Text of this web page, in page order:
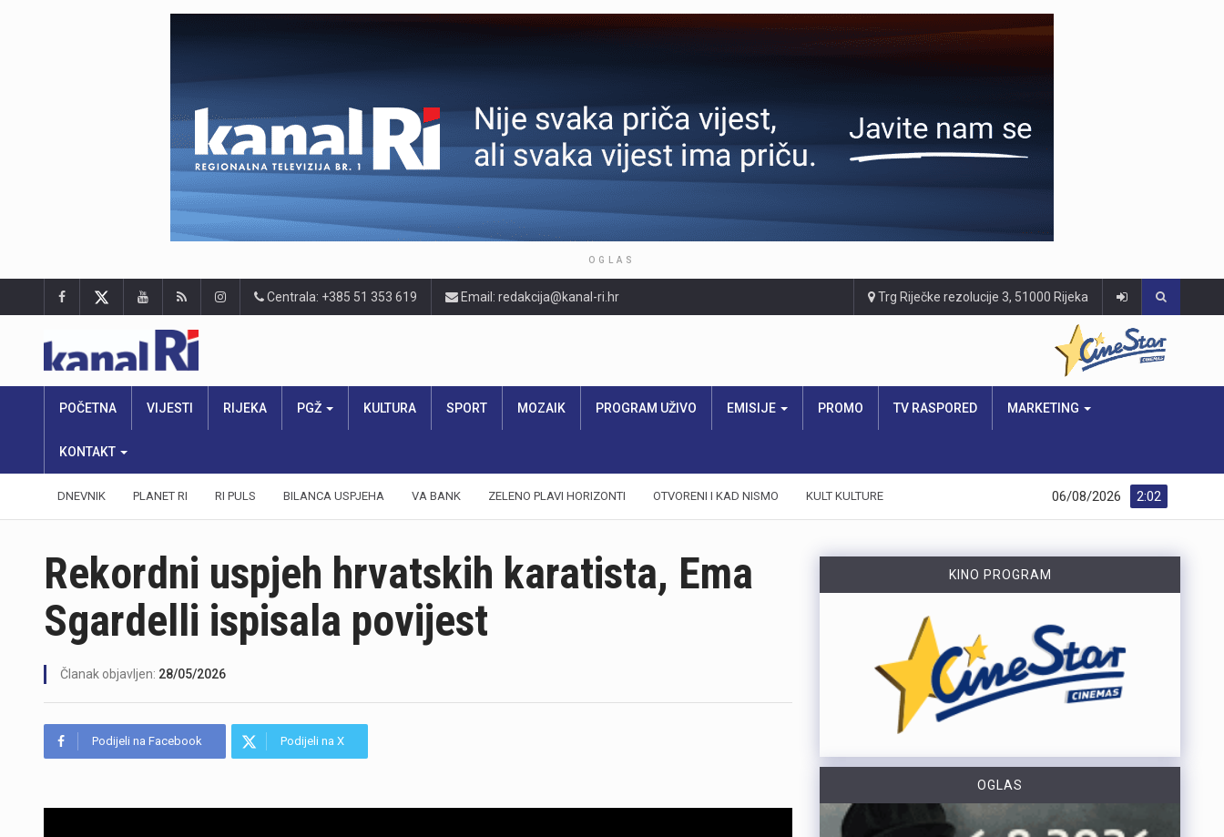
OGLAS
Centrala: +385 51 353 619 Email: redakcija@kanal-ri.hr Trg Riječke rezolucije 3, 51000 Rijeka
POČETNA VIJESTI RIJEKA PGŽ KULTURA SPORT MOZAIK PROGRAM UŽIVO EMISIJE PROMO TV RASPORED MARKETING
KONTAKT
DNEVNIK PLANET RI RI PULS BILANCA USPJEHA VA BANK ZELENO PLAVI HORIZONTI OTVORENI I KAD NISMO KULT KULTURE 2:02
06/08/2026
Rekordni uspjeh hrvatskih karatista, Ema
Sgardelli ispisala povijest
Članak objavljen: 28/05/2026
Podijeli na Facebook Podijeli na X
KINO PROGRAM
OGLAS